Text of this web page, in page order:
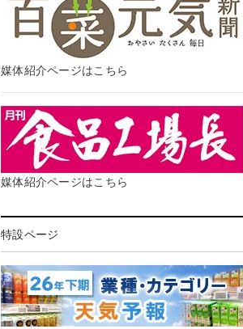
媒体紹介ページはこちら
媒体紹介ページはこちら
特設ページ